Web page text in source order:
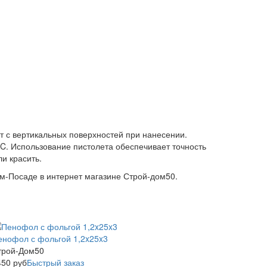
вертикальных поверхностей при нанесении.
пистолета обеспечивает точность
красить.
в интернет магазине Строй-дом50.
с фольгой 1,2x25x3
Дом50
рубБыстрый заказ